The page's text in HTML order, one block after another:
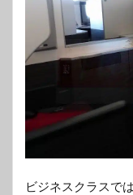
ビジネスクラスで